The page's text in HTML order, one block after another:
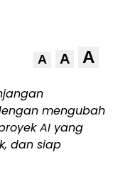
A A A
mengubah
AI yang
dan siap